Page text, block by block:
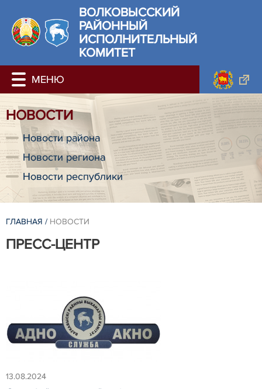
ВОЛКОВЫССКИЙ
РАЙОННЫЙ
ИСПОЛНИТЕЛЬНЫЙ
КОМИТЕТ
НОВОСТИ
Новости района
Новости региона
Новости республики
ГЛАВНАЯ / НОВОСТИ
ПРЕСС-ЦЕНТР
13.08.2024